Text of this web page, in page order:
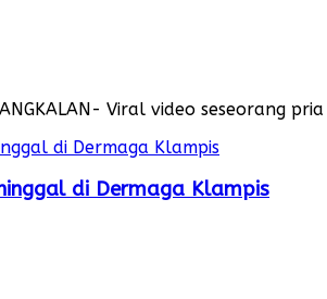
Viral video seseorang
di Dermaga Klampis